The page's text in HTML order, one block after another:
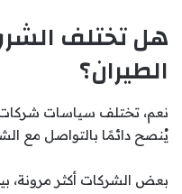
هل تختلف
الطيران؟
نعم، تختلف سياسات
يُنصح دائمًا بالتواصل مع
بعض الشركات أكثر مرونة،